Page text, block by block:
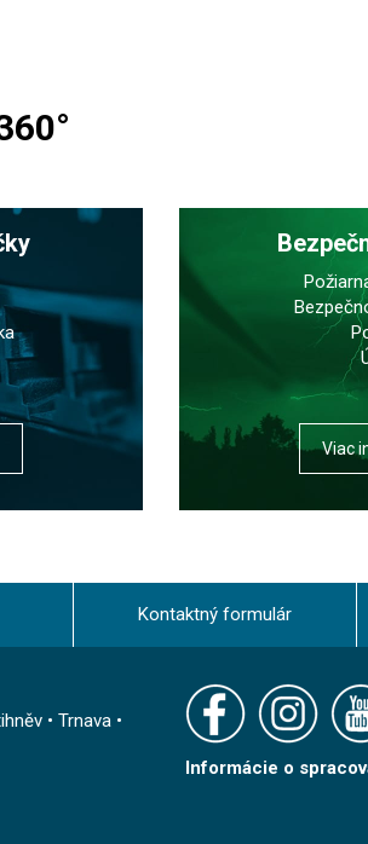
Viac
Kontaktný formulár
• Trnava •
Informácie o